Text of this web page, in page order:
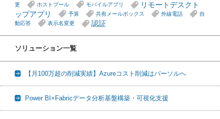
更
ホストプール モバイルアプリ
リモートデスクト
ップアプリ
予算 共有メールボックス 外線電話
自
動応答
表示名変更 認証
ソリューション一覧
【月100万超の削減実績】Azureコスト削減はパーソルへ
Power BI×Fabricデータ分析基盤構築・可視化支援